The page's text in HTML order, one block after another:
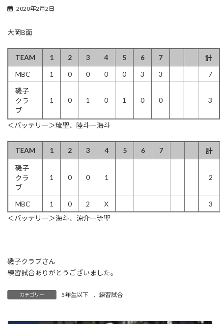
2020年2月2日
大岡B面
TEAM 1 2 3 4 5 6 7
計
MBC
1 0 0 0 0 3 3
7
磯子
クラ
ブ
1 0 1 0 1 0 0 3
＜バッテリー＞琉聖、陸斗ー海斗
TEAM 1 2 3 4 5 6 7 計
磯子
クラ
ブ
1 0 0 1 2
MBC 1 0 2 X
3
＜バッテリー＞海斗、涼介ー琉聖
磯子クラブさん
練習試合ありがとうございました。
カテゴリー 5年生以下 、 練習試合